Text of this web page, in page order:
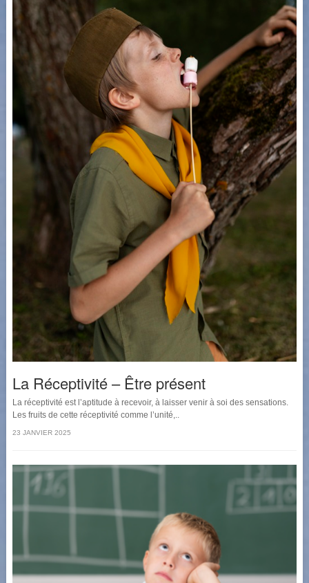
La Réceptivité – Être présent
La réceptivité est l’aptitude à recevoir, à laisser venir à soi des sensations.
Les fruits de cette réceptivité comme l’unité,..
23 JANVIER 2025